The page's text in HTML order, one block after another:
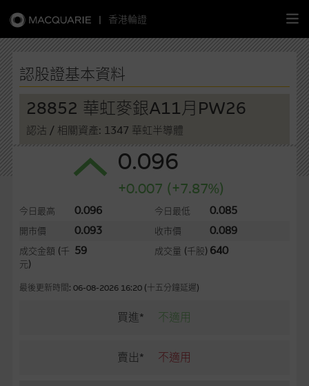
| 香港輪證
主頁
牛熊證
認股證基本資料
28852 華虹麥銀A11月PW26
認沽 / 相關資產: 1347 華虹半導體
0.096
+0.007 (+7.87%)
今日最高 0.096 今日最低 0.085
開市價 0.093 收市價 0.089
成交金額 (千
元)
59 成交量 (千股) 640
最後更新時間: 06-08-2026 16:20 (十五分鐘延遲)
買進* 不適用
賣出* 不適用